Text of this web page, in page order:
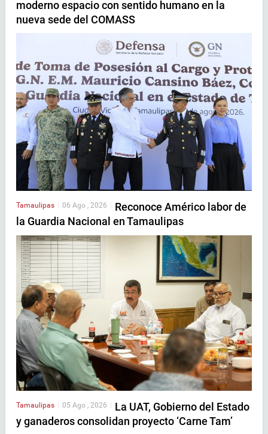
moderno espacio con sentido humano en la
nueva sede del COMASS
Tamaulipas 06 Ago , 2026
Reconoce Américo labor de
la Guardia Nacional en Tamaulipas
Tamaulipas | 05 Ago , 2026 | La UAT, Gobierno del Estado
y ganaderos consolidan proyecto ‘Carne Tam’